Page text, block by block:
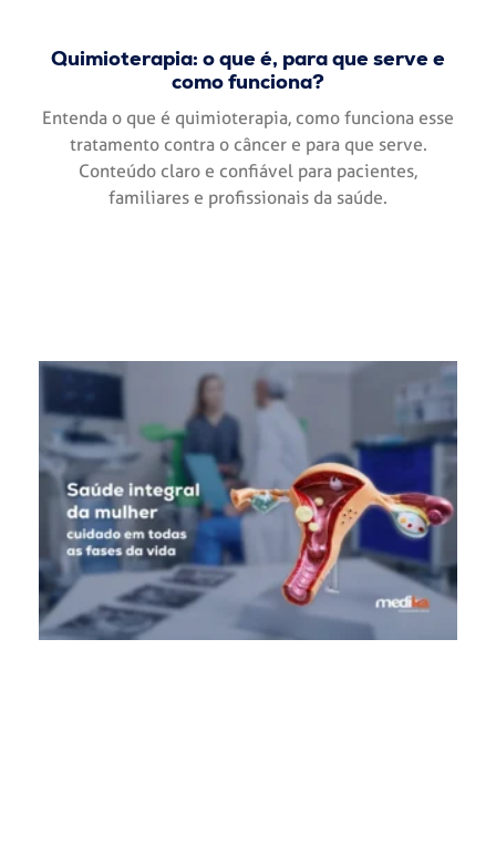
Quimioterapia: o que é, para que serve e
como funciona?
Entenda o que é quimioterapia, como funciona esse
tratamento contra o câncer e para que serve.
Conteúdo claro e confiável para pacientes,
familiares e profissionais da saúde.